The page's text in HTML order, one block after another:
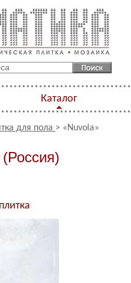
Каталог
для пола > «Nuvola»